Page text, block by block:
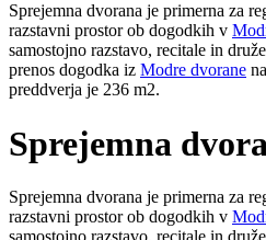
Sprejemna dvorana je primerna za
razstavni prostor ob dogodkih v
samostojno razstavo, recitale in
prenos dogodka iz Modre dvorane
preddverja je 236 m2.
Sprejemna
Sprejemna dvorana je primerna za
razstavni prostor ob dogodkih v
samostojno razstavo, recitale in